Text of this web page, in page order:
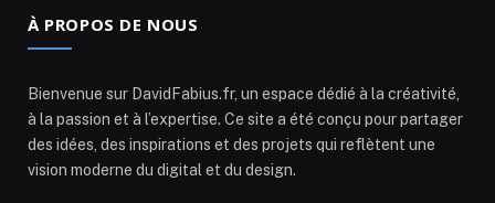
À PROPOS DE NOUS
Bienvenue sur DavidFabius.fr, un espace dédié à la créativité,
à la passion et à l’expertise. Ce site a été conçu pour partager
des idées, des inspirations et des projets qui reflètent une
vision moderne du digital et du design.